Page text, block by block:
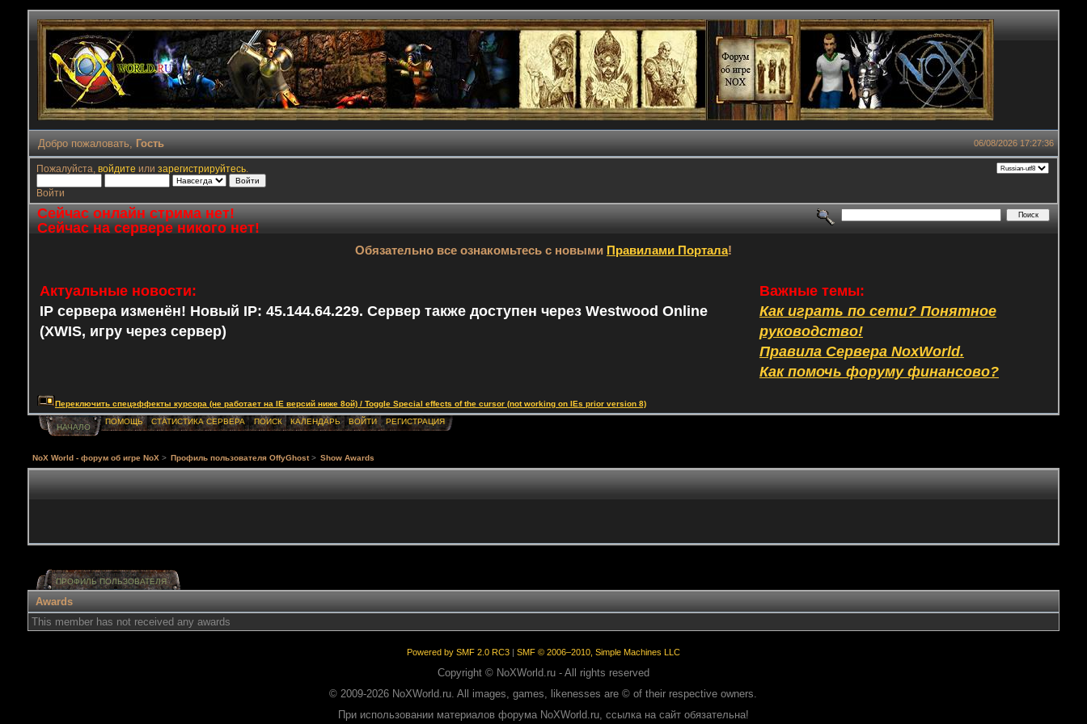
06/08/2026 17:27:36
Добро пожаловать, Гость
Пожалуйста, войдите или зарегистрируйтесь.
Войти
Сейчас онлайн стрима нет!
Сейчас на сервере никого нет!
Обязательно все ознакомьтесь с новыми Правилами Портала!
Актуальные новости:
IP сервера изменён! Новый IP: 45.144.64.229. Сервер также доступен через Westwood Online
(XWIS, игру через сервер)
Важные темы:
Как играть по сети? Понятное
руководство!
Правила Сервера NoxWorld.
Как помочь форуму финансово?
Переключить спецэффекты курсора (не работает на IE версий ниже 8ой) / Toggle Special effects of the cursor (not working on IEs prior version 8)
НАЧАЛО
ПОМОЩЬ СТАТИСТИКА СЕРВЕРА ПОИСК КАЛЕНДАРЬ ВОЙТИ РЕГИСТРАЦИЯ
NoX World - форум об игре NoX > Профиль пользователя OffyGhost> Show Awards
ПРОФИЛЬ ПОЛЬЗОВАТЕЛЯ
Awards
This member has not received any awards
Powered by SMF 2.0 RC3| SMF © 2006–2010, Simple Machines LLC
Copyright © NoXWorld.ru - All rights reserved
© 2009-2026 NoXWorld.ru. All images, games, likenesses are © of their respective owners.
При использовании материалов форума NoXWorld.ru, ссылка на сайт обязательна!